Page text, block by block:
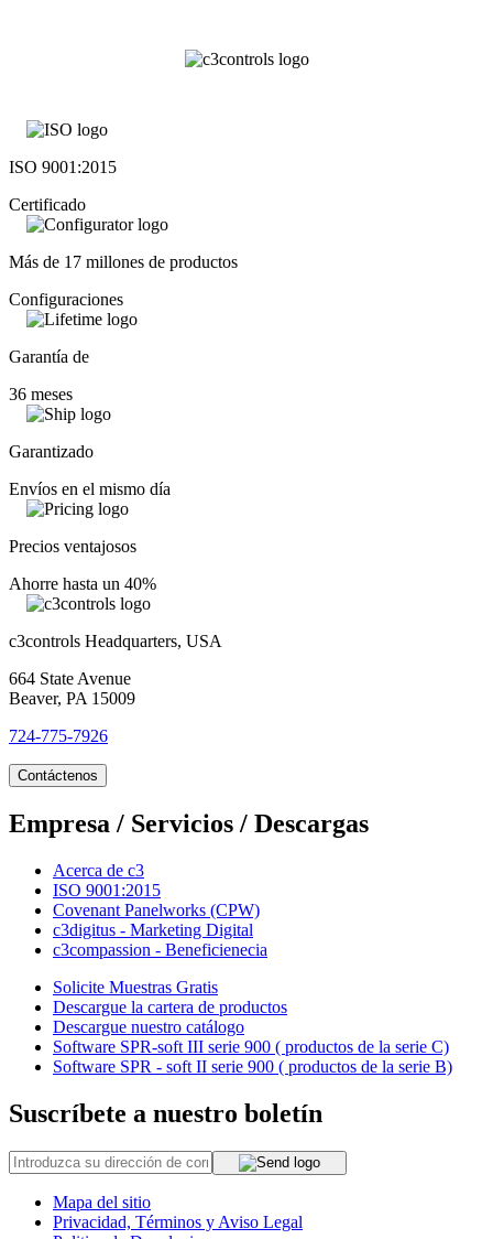
ISO 9001:2015
Certificado
Más de 17 millones de productos
Configuraciones
Garantía de
36 meses
Garantizado
Envíos en el mismo día
Precios ventajosos
Ahorre hasta un 40%
c3controls Headquarters, USA
664 State Avenue
Beaver, PA 15009
724-775-7926
Contáctenos
Empresa / Servicios / Descargas
Acerca de c3
ISO 9001:2015
Covenant Panelworks (CPW)
c3digitus - Marketing Digital
c3compassion - Beneficienecia
Solicite Muestras Gratis
Descargue la cartera de productos
Descargue nuestro catálogo
Software SPR-soft III serie 900 ( productos de la serie C)
Software SPR - soft II serie 900 ( productos de la serie B)
Suscríbete a nuestro boletín
Mapa del sitio
Privacidad, Términos y Aviso Legal